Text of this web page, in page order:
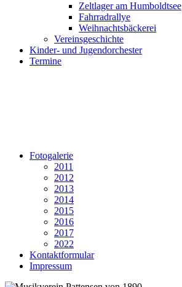
Zeltlager am Humboldtsee
Fahrradrallye
Weihnachtsbäckerei
Vereinsgeschichte
Kinder- und Jugendorchester
Termine
Fotogalerie
2011
2012
2013
2014
2015
2016
2017
2022
Kontaktformular
Impressum